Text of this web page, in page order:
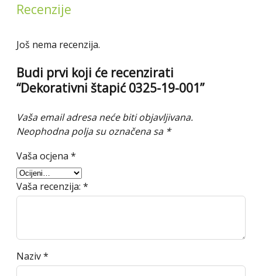
Recenzije
Još nema recenzija.
Budi prvi koji će recenzirati
“Dekorativni štapić 0325-19-001”
Vaša email adresa neće biti objavljivana.
Neophodna polja su označena sa *
Vaša ocjena *
Vaša recenzija: *
Naziv*